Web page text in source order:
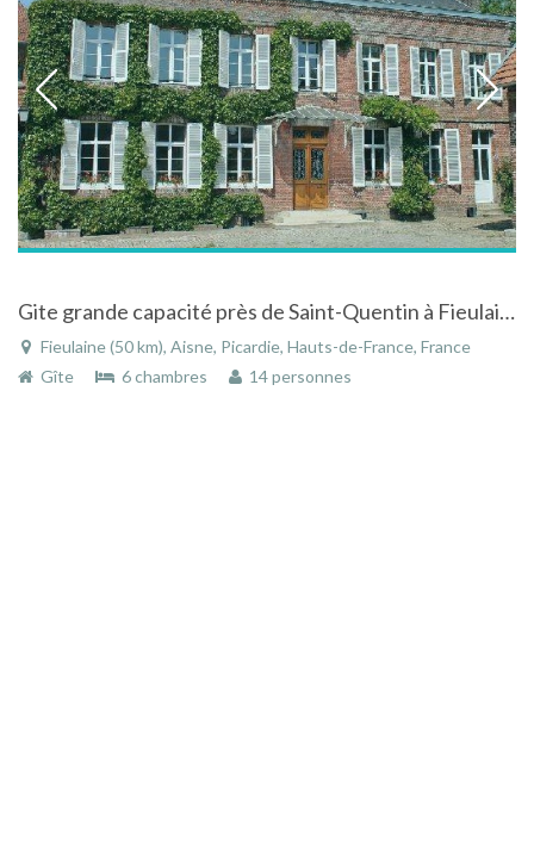
Gite grande capacité près de Saint-Quentin à Fieulaine en Picardie
Fieulaine (50 km), Aisne, Picardie, Hauts-de-France, France
Gîte
6 chambres 14 personnes